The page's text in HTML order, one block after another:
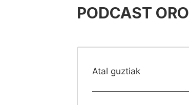
PODCAST ORO
Atal guztiak